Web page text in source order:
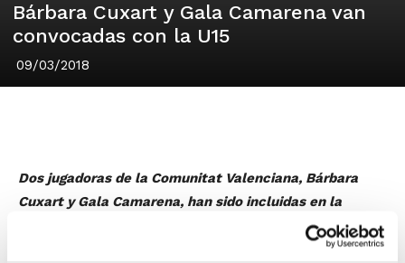
Bárbara Cuxart y Gala Camarena van
convocadas con la U15
09/03/2018
Dos jugadoras de la Comunitat Valenciana, Bárbara
Cuxart y Gala Camarena, han sido incluidas en la
próxima convocatoria de la Selección U15 Femenina.
Ambas jugadoras militan en el Valencia Basket y